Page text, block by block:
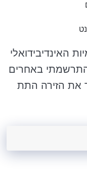
האינדיבידואלי
באחרים
את הזירה התת